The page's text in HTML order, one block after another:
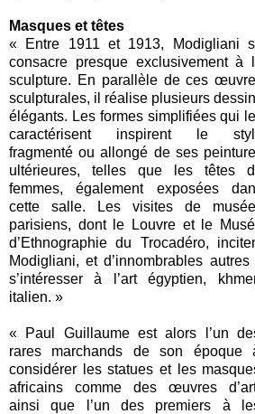
Masques et têtes
« Entre 1911 et 1913, Modigliani
consacre presque exclusivement à
sculpture. En parallèle de ces
sculpturales, il réalise plusieurs
élégants. Les formes simplifiées qui
caractérisent inspirent le
fragmenté ou allongé de ses
ultérieures, telles que les têtes
femmes, également exposées
cette salle. Les visites de
parisiens, dont le Louvre et le
d’Ethnographie du Trocadéro,
Modigliani, et d’innombrables
s’intéresser à l’art égyptien,
italien. »
« Paul Guillaume est alors l’un
rares marchands de son époque
considérer les statues et les
africains comme des œuvres
ainsi que l’un des premiers à